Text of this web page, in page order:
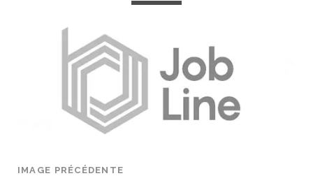
IMAGE PRÉCÉDENTE